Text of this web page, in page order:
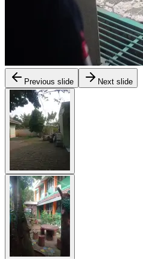
Previous slide Next slide